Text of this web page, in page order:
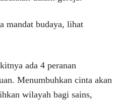
mandat budaya, lihat
ada 4 peranan
Menumbuhkan cinta akan
wilayah bagi sains,